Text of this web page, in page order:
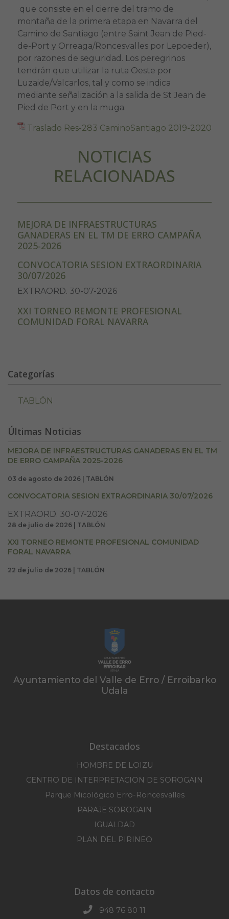
que consiste en el cierre del tramo de
montaña de la primera etapa en Navarra del
Camino de Santiago (entre Saint Jean de Pied-
de-Port y Orreaga/Roncesvalles por Lepoeder),
por razones de seguridad. Los peregrinos
tendrán que utilizar la ruta Oeste por
Luzaide/Valcarlos, tal y como se indica
mediante señalización a la salida de St Jean de
Pied de Port y en la muga.
Traslado Res-283 CaminoSantiago 2019-2020
NOTICIAS
RELACIONADAS
MEJORA DE INFRAESTRUCTURAS
GANADERAS EN EL TM DE ERRO CAMPAÑA
2025-2026
CONVOCATORIA SESION EXTRAORDINARIA
30/07/2026
EXTRAORD. 30-07-2026
XXI TORNEO REMONTE PROFESIONAL
COMUNIDAD FORAL NAVARRA
Categorías
TABLÓN
Últimas Noticias
MEJORA DE INFRAESTRUCTURAS GANADERAS EN EL TM
DE ERRO CAMPAÑA 2025-2026
03 de agosto de 2026 | TABLÓN
CONVOCATORIA SESION EXTRAORDINARIA 30/07/2026
EXTRAORD. 30-07-2026
28 de julio de 2026 | TABLÓN
XXI TORNEO REMONTE PROFESIONAL COMUNIDAD
FORAL NAVARRA
22 de julio de 2026 | TABLÓN
Ayuntamiento del Valle de Erro / Erroibarko
Udala
Destacados
HOMBRE DE LOIZU
CENTRO DE INTERPRETACION DE SOROGAIN
Parque Micológico Erro-Roncesvalles
PARAJE SOROGAIN
IGUALDAD
PLAN DEL PIRINEO
Datos de contacto
948 76 80 11